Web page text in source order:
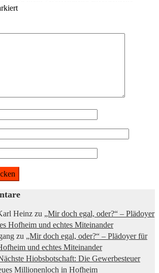
Heinz zu „Mir doch egal, oder?“ – Plädoyer
Hofheim und echtes Miteinander
zu „Mir doch egal, oder?“ – Plädoyer für
und echtes Miteinander
Hiobsbotschaft: Die Gewerbesteuer
Millionenloch in Hofheim